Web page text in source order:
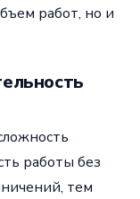
работ, но и
работы без
тем